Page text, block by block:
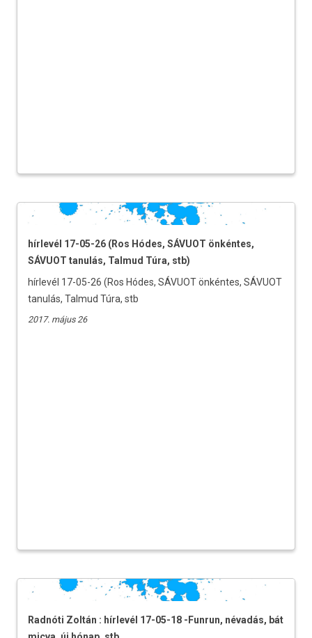
hírlevél 17-05-26 (Ros Hódes, SÁVUOT önkéntes,
SÁVUOT tanulás, Talmud Túra, stb)
hírlevél 17-05-26 (Ros Hódes, SÁVUOT önkéntes, SÁVUOT
tanulás, Talmud Túra, stb
2017. május 26
Radnóti Zoltán : hírlevél 17-05-18 -Funrun, névadás, bát